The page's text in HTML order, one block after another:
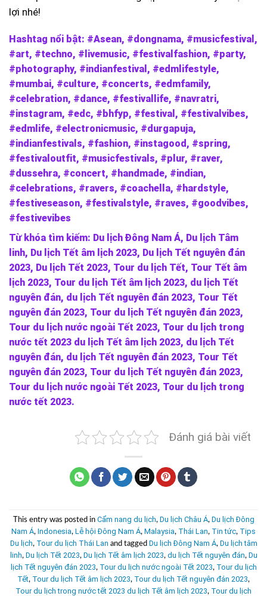
lợi nhé!
Hashtag nổi bật: #Asean, #dongnama, #musicfestival,
#art, #techno, #livemusic, #festivalfashion, #party,
#photography, #indianfestival, #edmlifestyle,
#mumbai, #culture, #concerts, #edmfamily,
#celebration, #dance, #festivallife, #navratri,
#instagram, #edc, #bhfyp, #festival, #festivalvibes,
#edmlife, #electronicmusic, #durgapuja,
#indianfestivals, #fashion, #instagood, #spring,
#festivaloutfit, #musicfestivals, #plur, #raver,
#dussehra, #concert, #handmade, #indian,
#celebrations, #ravers, #coachella, #hardstyle,
#festiveseason, #festivalstyle, #raves, #goodvibes,
#festivevibes
Từ khóa tìm kiếm: Du lịch Đông Nam Á, Du lịch Tâm
linh, Du lịch Tết âm lịch 2023, Du lịch Tết nguyên đán
2023, Du lịch Tết 2023, Tour du lịch Tết, Tour Tết âm
lịch 2023, Tour du lịch Tết âm lịch 2023, du lịch Tết
nguyên đán, du lịch Tết nguyên đán 2023, Tour Tết
nguyên đán 2023, Tour du lịch Tết nguyên đán 2023,
Tour du lịch nước ngoài Tết 2023, Tour du lịch trong
nước tết 2023 du lịch Tết âm lịch 2023, du lịch Tết
nguyên đán, du lịch Tết nguyên đán 2023, Tour Tết
nguyên đán 2023, Tour du lịch Tết nguyên đán 2023,
Tour du lịch nước ngoài Tết 2023, Tour du lịch trong
nước tết 2023.
Đánh giá bài viết
This entry was posted in Cẩm nang du lịch, Du lịch Châu Á, Du lịch Đông
Nam Á, Indonesia, Lễ hội Đông Nam Á, Malaysia, Thái Lan, Tin tức, Tips
Du lịch, Tour du lịch Thái Lan and tagged Du lịch Đông Nam Á, Du lịch tâm
linh, Du lịch Tết 2023, Du lịch Tết âm lịch 2023, du lịch Tết nguyên đán, Du
lịch Tết nguyên đán 2023, Tour du lịch nước ngoài Tết 2023, Tour du lịch
Tết, Tour du lịch Tết âm lịch 2023, Tour du lịch Tết nguyên đán 2023,
Tour du lịch trong nước tết 2023 du lịch Tết âm lịch 2023, Tour du lịch